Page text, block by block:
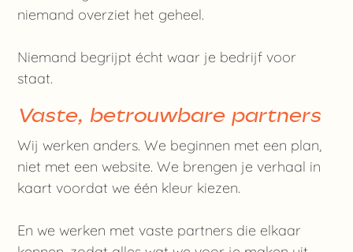
niemand overziet het geheel.
Niemand begrijpt écht waar je bedrijf voor
staat.
Vaste, betrouwbare partners
Wij werken anders. We beginnen met een plan,
niet met een website. We brengen je verhaal in
kaart voordat we één kleur kiezen.
En we werken met vaste partners die elkaar